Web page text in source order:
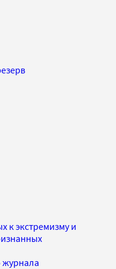
к экстремизму и
журнала